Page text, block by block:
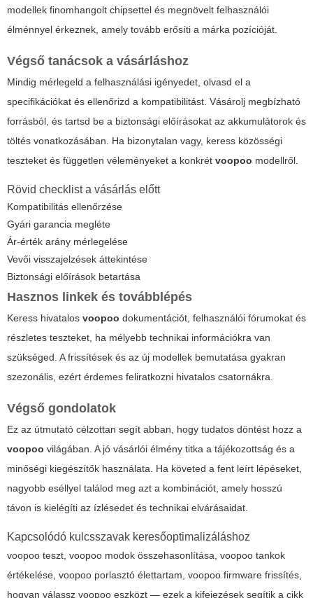
modellek finomhangolt chipsettel és megnövelt felhasználói
élménnyel érkeznek, amely tovább erősíti a márka pozícióját.
Végső tanácsok a vásárláshoz
Mindig mérlegeld a felhasználási igényedet, olvasd el a
specifikációkat és ellenőrizd a kompatibilitást. Vásárolj megbízható
forrásból, és tartsd be a biztonsági előírásokat az akkumulátorok és
töltés vonatkozásában. Ha bizonytalan vagy, keress közösségi
teszteket és független véleményeket a konkrét voopoo modellről.
Rövid checklist a vásárlás előtt
Kompatibilitás ellenőrzése
Gyári garancia megléte
Ár-érték arány mérlegelése
Vevői visszajelzések áttekintése
Biztonsági előírások betartása
Hasznos linkek és továbblépés
Keress hivatalos voopoo dokumentációt, felhasználói fórumokat és
részletes teszteket, ha mélyebb technikai információkra van
szükséged. A frissítések és az új modellek bemutatása gyakran
szezonális, ezért érdemes feliratkozni hivatalos csatornákra.
Végső gondolatok
Ez az útmutató célzottan segít abban, hogy tudatos döntést hozz a
voopoo világában. A jó vásárlói élmény titka a tájékozottság és a
minőségi kiegészítők használata. Ha követed a fent leírt lépéseket,
nagyobb eséllyel találod meg azt a kombinációt, amely hosszú
távon is kielégíti az ízlésedet és technikai elvárásaidat.
Kapcsolódó kulcsszavak keresőoptimalizáláshoz
voopoo teszt, voopoo modok összehasonlítása, voopoo tankok
értékelése, voopoo porlasztó élettartam, voopoo firmware frissítés,
hogyan válassz voopoo eszközt — ezek a kifejezések segítik a cikk